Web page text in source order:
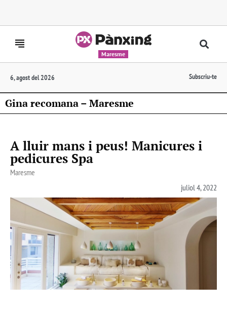
Maresme
6, agost del 2026 Subscriu-te
Gina recomana – Maresme
A lluir mans i peus! Manicures i
pedicures Spa
Maresme
juliol 4, 2022